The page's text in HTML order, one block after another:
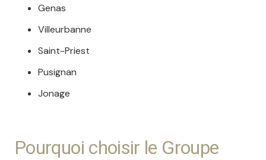
Genas
Villeurbanne
Saint-Priest
Pusignan
Jonage
Pourquoi choisir le Groupe